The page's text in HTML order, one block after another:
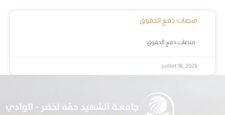
منصات دفع الحقوق
juillet 16, 2026